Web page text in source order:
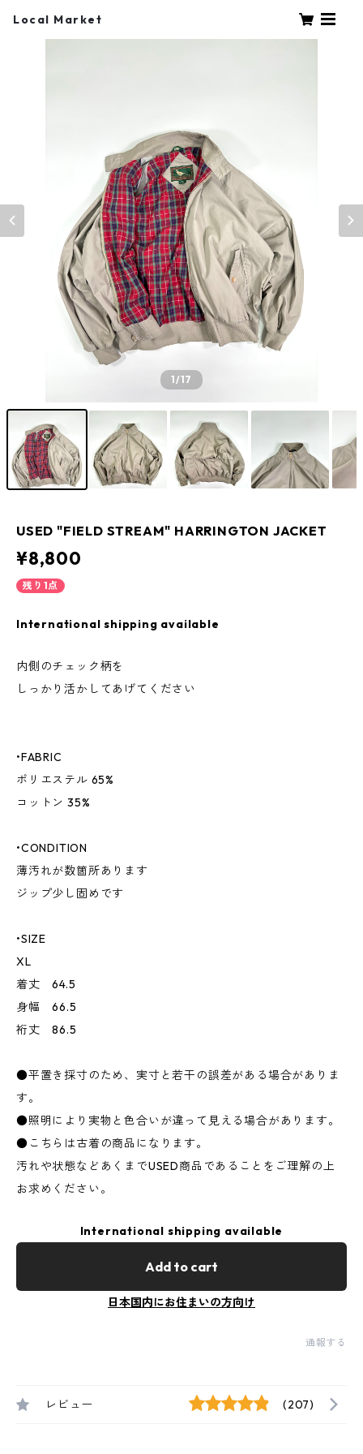
Local Market
1/17
USED "FIELD STREAM" HARRINGTON JACKET
¥8,800
残り1点
International shipping available
内側のチェック柄を
しっかり活かしてあげてください
•FABRIC
ポリエステル 65%
コットン 35%
•CONDITION
薄汚れが数箇所あります
ジップ少し固めです
•SIZE
XL
着丈 64.5
身幅 66.5
裄丈 86.5
●平置き採寸のため、実寸と若干の誤差がある場合がありま
す。
●照明により実物と色合いが違って見える場合があります。
●こちらは古着の商品になります。
汚れや状態などあくまでUSED商品であることをご理解の上
お求めください。
International shipping available
Add to cart
日本国内にお住まいの方向け
通報する
レビュー (207)